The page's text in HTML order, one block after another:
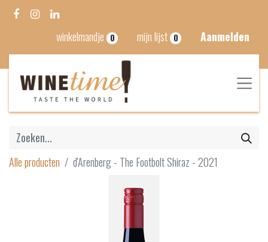
winkelmandje 0 mijn lijst 0 Aanmelden
Alle producten d'Arenberg - The Footbolt Shiraz - 2021